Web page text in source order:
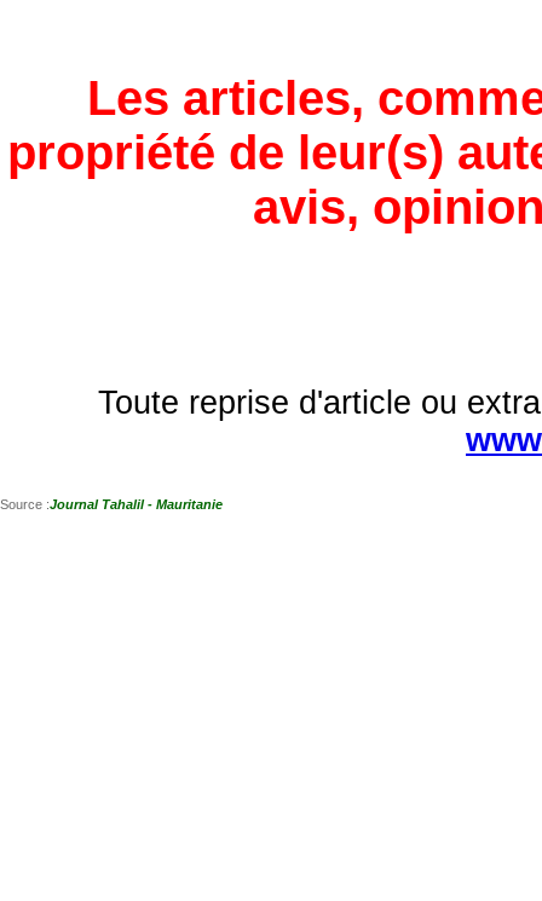
Les articles,
propriété de leur(s)
avis,
Toute reprise d'article ou
Source :Journal Tahalil - Mauritanie